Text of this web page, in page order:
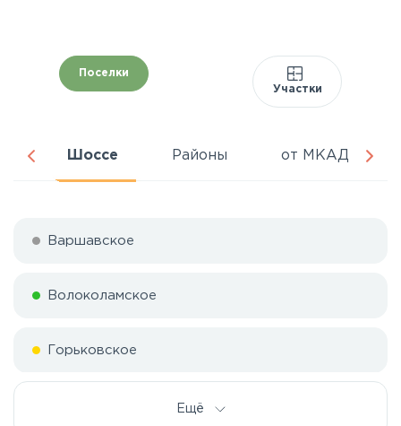
Поселки
Участки
Шоссе Районы от МКАД
Варшавское
Волоколамское
Горьковское
Ещё